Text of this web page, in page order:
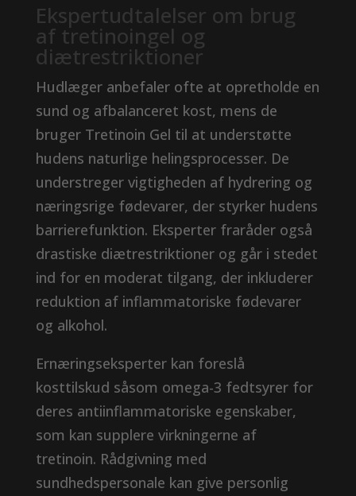
Ekspertudtalelser om brug
af tretinoingel og
diætrestriktioner
Hudlæger anbefaler ofte at opretholde en
sund og afbalanceret kost, mens de
bruger Tretinoin Gel til at understøtte
hudens naturlige helingsprocesser. De
understreger vigtigheden af ​​hydrering og
næringsrige fødevarer, der styrker hudens
barrierefunktion. Eksperter fraråder også
drastiske diætrestriktioner og går i stedet
ind for en moderat tilgang, der inkluderer
reduktion af inflammatoriske fødevarer
og alkohol.
Ernæringseksperter kan foreslå
kosttilskud såsom omega-3 fedtsyrer for
deres antiinflammatoriske egenskaber,
som kan supplere virkningerne af
tretinoin. Rådgivning med
sundhedspersonale kan give personlig